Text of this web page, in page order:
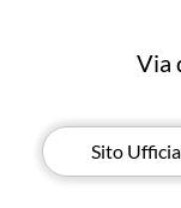
Via
Sito